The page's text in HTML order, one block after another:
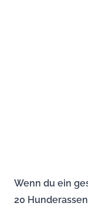
Wenn du ein
20